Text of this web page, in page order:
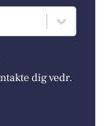
dig vedr.